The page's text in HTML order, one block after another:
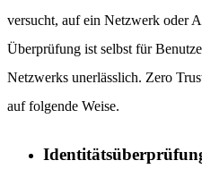
versucht, auf ein Netzwerk oder
Überprüfung ist selbst für
Netzwerks unerlässlich. Zero
auf folgende Weise.